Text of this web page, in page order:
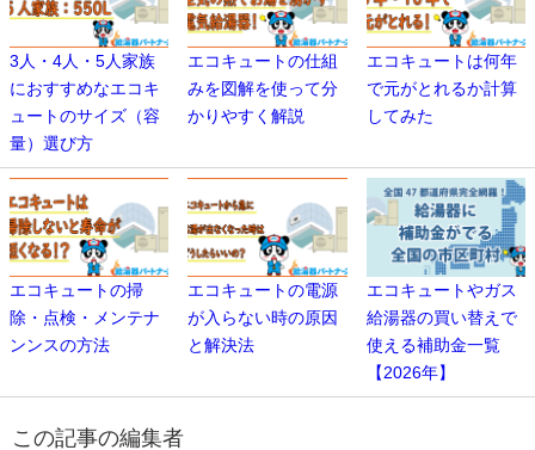
3人・4人・5人家族
におすすめなエコキ
ュートのサイズ（容
量）選び方
エコキュートの仕組
みを図解を使って分
かりやすく解説
エコキュートは何年
で元がとれるか計算
してみた
エコキュートの掃
除・点検・メンテナ
ンンスの方法
エコキュートの電源
が入らない時の原因
と解決法
エコキュートやガス
給湯器の買い替えで
使える補助金一覧
【2026年】
この記事の編集者